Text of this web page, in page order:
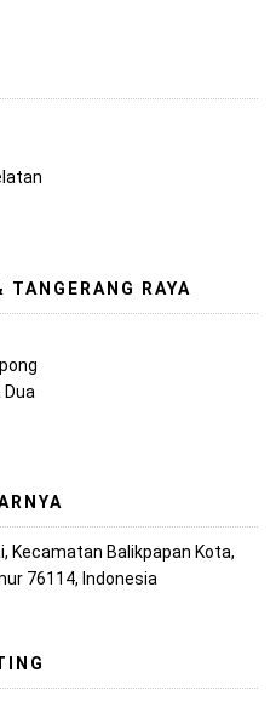
TANGERANG RAYA
Dua
Kecamatan Balikpapan Kota,
76114, Indonesia